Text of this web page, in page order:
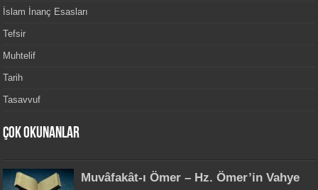
İslam İnanç Esasları
Tefsir
Muhtelif
Tarih
Tasavvuf
Çok Okunanlar
Muvâfakât-ı Ömer – Hz. Ömer’in Vahye